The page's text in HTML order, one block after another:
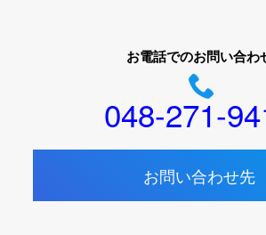
お電話でのお問い合わ
048-271-
お問い合わせ先